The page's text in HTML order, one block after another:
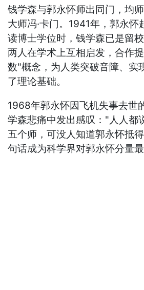
钱学森与郭永怀师出同门，均
大师冯·卡门。1941年，郭永怀
读博士学位时，钱学森已是留
两人在学术上互相启发，合作
数"概念，为人类突破音障、实
了理论基础。
1968年郭永怀因飞机失事去世
学森悲痛中发出感叹："人人都
五个师，可没人知道郭永怀抵
句话成为科学界对郭永怀分量最